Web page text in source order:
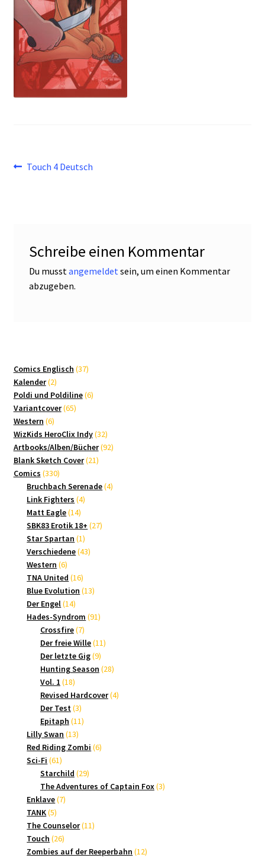
Beitragsnavigation
Vorheriger
Touch 4 Deutsch
Schreibe einen Kommentar
Du musst angemeldet sein, um einen Kommentar
abzugeben.
Comics Englisch 3737
Kalender 22
Produkte
Poldi und Poldiline 66
Variantcover 6565
Western 66
Produkte
WizKids HeroClix Indy 3232
Produkte
Artbooks/Alben/Bücher 9292
Blank Sketch Cover 2121
Comics 330330
Produkte
Bruchbach Serenade 44
Link Fighters 44
Matt Eagle 1414
Produkte
SBK83 Erotik 18+ 2727
Star Spartan 11
Produkt
Verschiedene 4343
Western 66
Produkte
TNA United 1616
Produkte
Blue Evolution 1313
Der Engel 1414
Produkte
Hades-Syndrom 9191
Crossfire 77
Produkte
Der freie Wille 1111
Der letzte Gig 99
Produkte
Hunting Season 2828
Vol. 1 1818
Produkte
Revised Hardcover 44
Der Test 33
Produkte
Epitaph 1111
Lilly Swan 1313
Produkte
Red Riding Zombi 66
Sci-Fi 6161
Produkte
Starchild 2929
Produkte
The Adventures of Captain Fox 33
Enklave 77
TANK 55
Produkte
The Counselor 1111
Touch 2626
Produkte
Zombies auf der Reeperbahn 1212